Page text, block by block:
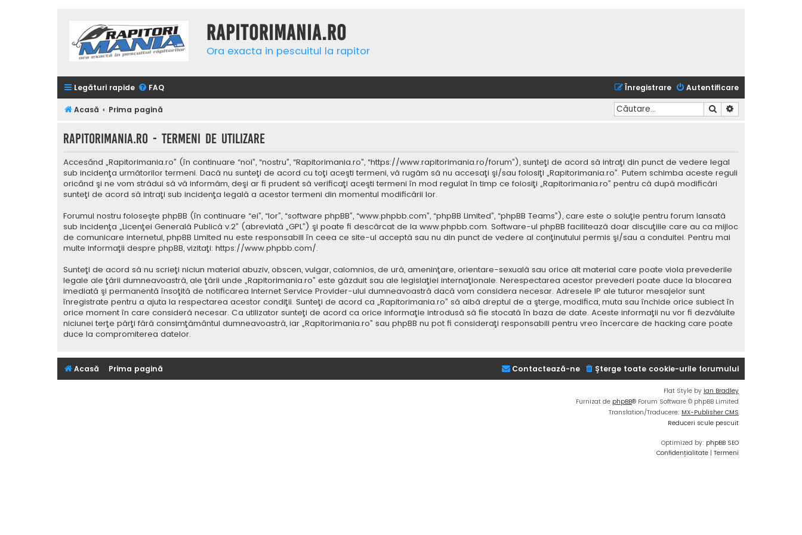
Rapitorimania.ro
Ora exacta in pescuitul la rapitor
Legături rapide FAQ Autentificare
Înregistrare
Acasă Prima pagină Căutare
Rapitorimania.ro - Termeni de utilizare
Accesând „Rapitorimania.ro” (în continuare “noi”, “nostru”, “Rapitorimania.ro”, “https://www.rapitorimania.ro/forum”), sunteţi de acord să intraţi din punct de vedere legal
sub incidenţa următorilor termeni. Dacă nu sunteţi de acord cu toţi aceşti termeni, vă rugăm să nu accesaţi şi/sau folosiţi „Rapitorimania.ro”. Putem schimba aceste reguli
oricând şi ne vom strădui să vă informăm, deşi ar fi prudent să verificaţi aceşti termeni în mod regulat în timp ce folosiţi „Rapitorimania.ro” pentru că după modificări
sunteţi de acord să intraţi sub incidenţa legală a acestor termeni din momentul modificării lor.
Forumul nostru foloseşte phpBB (în continuare “ei”, “lor”, “software phpBB”, “www.phpbb.com”, “phpBB Limited”, “phpBB Teams”), care este o soluţie pentru forum lansată
sub incidenţa „Licenţei Generală Publică v.2” (abreviată „GPL”) şi poate fi descărcat de la www.phpbb.com. Software-ul phpBB facilitează doar discuţiile care au ca mijloc
de comunicare internetul, phpBB Limited nu este responsabill în ceea ce site-ul acceptă sau nu din punct de vedere al conţinutului permis şi/sau a conduitei. Pentru mai
multe informaţii despre phpBB, vizitaţi: https://www.phpbb.com/.
Sunteţi de acord să nu scrieţi niciun material abuziv, obscen, vulgar, calomnios, de ură, ameninţare, orientare-sexuală sau orice alt material care poate viola prevederile
legale ale ţării dumneavoastră, ale ţării unde „Rapitorimania.ro” este găzduit sau ale legislaţiei internaţionale. Nerespectarea acestor prevederi poate duce la blocarea
imediată şi permanentă însoţită de notificarea Internet Service Provider-ului dumneavoastră dacă vom considera necesar. Adresele IP ale tuturor mesajelor sunt
înregistrate pentru a ajuta la respectarea acestor condiţii. Sunteţi de acord ca „Rapitorimania.ro” să aibă dreptul de a şterge, modifica, muta sau închide orice subiect în
orice moment în care consideră necesar. Ca utilizator sunteţi de acord ca orice informaţie introdusă să fie stocată în baza de date. Aceste informaţii nu vor fi dezvăluite
niciunei terţe părţi fără consimţământul dumneavoastră, iar „Rapitorimania.ro” sau phpBB nu pot fi consideraţi responsabili pentru vreo încercare de hacking care poate
duce la compromiterea datelor.
Acasă Prima pagină Şterge toate cookie-urile forumului
Contactează-ne
Flat Style by Ian Bradley
Furnizat de phpBB® Forum Software © phpBB Limited
Translation/Traducere: MX-Publisher CMS
Reduceri scule pescuit
Optimized by: phpBB SEO
Confidențialitate | Termeni